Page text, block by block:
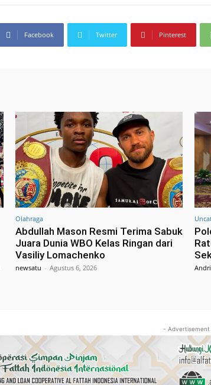
Facebook Twitter Pinterest
Olahraga
Abdullah Mason Resmi Terima Sabuk
Juara Dunia WBO Kelas Ringan dari
Vasiliy Lomachenko
newsatu - Agustus 6, 2026
- Advertisement